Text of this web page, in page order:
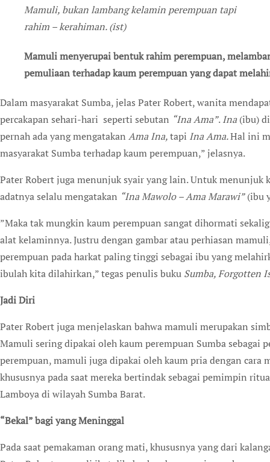
Mamuli, bukan lambang kelamin perempuan tapi
rahim – kerahiman. (ist)
Mamuli menyerupai bentuk rahim perempuan,
pemuliaan terhadap kaum perempuan yang dapat
Dalam masyarakat Sumba, jelas Pater Robert, wanita
percakapan sehari-hari seperti sebutan “Ina Ama”.Ina(ibu)
pernah ada yang mengatakan Ama Ina,tapi Ina Ama.Hal ini
masyarakat Sumba terhadap kaum perempuan,” jelasnya.
Pater Robert juga menunjuk syair yang lain. Untuk menunjuk
adatnya selalu mengatakan “Ina Mawolo – Ama Marawi”(ibu
”Maka tak mungkin kaum perempuan sangat dihormati
alat kelaminnya. Justru dengan gambar atau perhiasan
perempuan pada harkat paling tinggi sebagai ibu yang
ibulah kita dilahirkan,” tegas penulis buku Sumba, Forgotten
Jadi Diri
Pater Robert juga menjelaskan bahwa mamuli merupakan
Mamuli sering dipakai oleh kaum perempuan Sumba sebagai
perempuan, mamuli juga dipakai oleh kaum pria dengan cara
khususnya pada saat mereka bertindak sebagai pemimpin
Lamboya di wilayah Sumba Barat.
“Bekal” bagi yang Meninggal
Pada saat pemakaman orang mati, khususnya yang dari